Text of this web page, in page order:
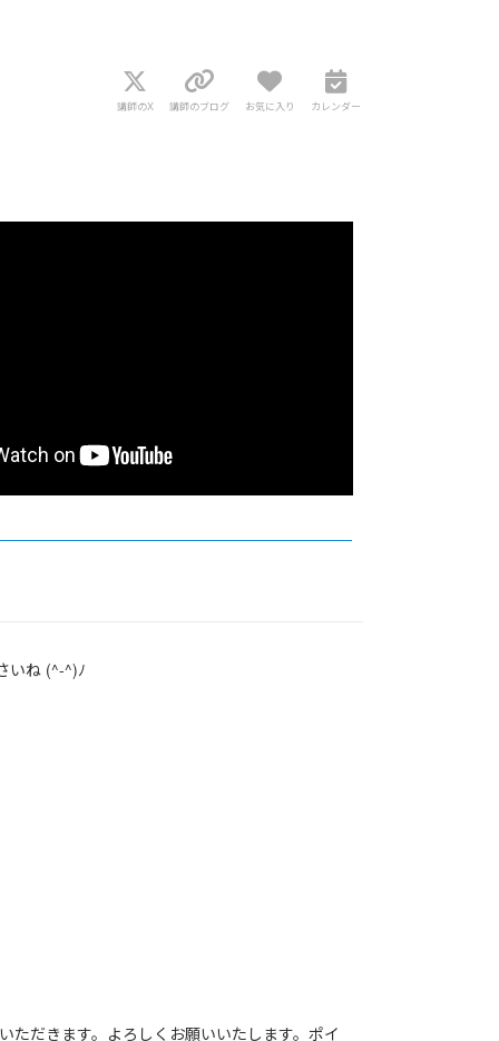
講師のX 講師のブログ お気に入り カレンダー
いね (^-^)ﾉ
だきます。よろしくお願いいたします。ポイ